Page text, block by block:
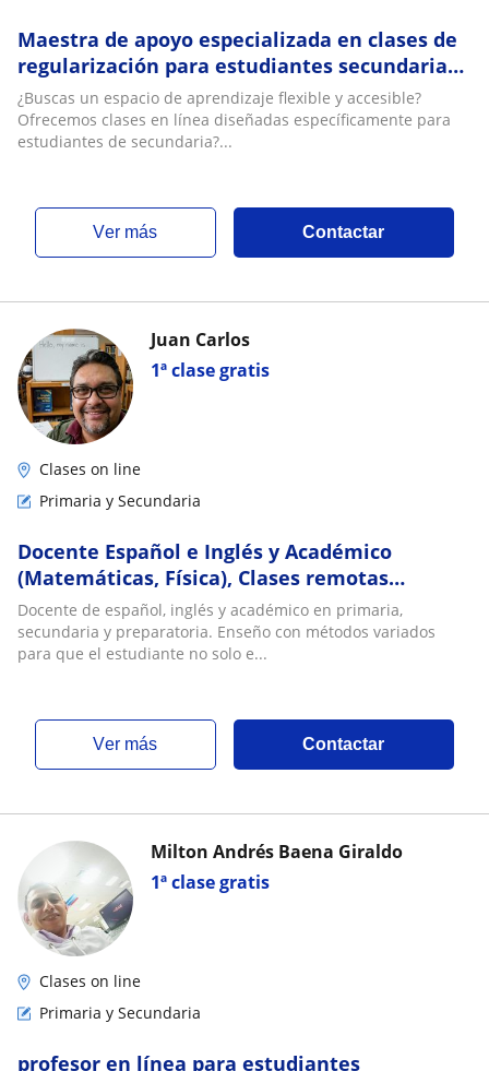
Maestra de apoyo especializada en clases de
regularización para estudiantes secundaria
online
¿Buscas un espacio de aprendizaje flexible y accesible?
Ofrecemos clases en línea diseñadas específicamente para
estudiantes de secundaria?...
ver más Contactar
1ª clase gratis
Juan Carlos
Clases on line
Primaria y Secundaria
Docente Español e Inglés y Académico
(Matemáticas, Física), Clases remotas
prácticas y personalizadas
Docente de español, inglés y académico en primaria,
secundaria y preparatoria. Enseño con métodos variados
para que el estudiante no solo e...
ver más Contactar
1ª clase gratis
Milton Andrés Baena Giraldo
Clases on line
Primaria y Secundaria
profesor en línea para estudiantes